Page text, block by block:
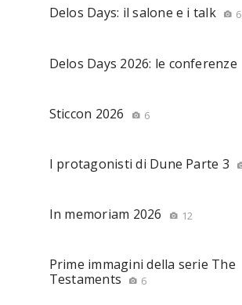
Delos Days: il salone e i talk 6
Delos Days 2026: le conferenze
Sticcon 2026 6
I protagonisti di Dune Parte 3
In memoriam 2026 12
Prime immagini della serie The
Testaments
6